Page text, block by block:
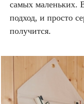
самых маленьких.
подход, и просто
получится.